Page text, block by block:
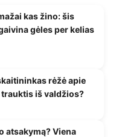
kas žino: šis
gėles per kelias
rėžė apie
iš valdžios?
atsakymą? Viena